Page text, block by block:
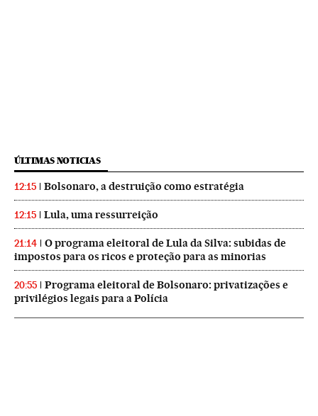
ÚLTIMAS NOTICIAS
12:15 Bolsonaro, a destruição como estratégia
12:15 Lula, uma ressurreição
21:14
O programa eleitoral de Lula da Silva: subidas de
impostos para os ricos e proteção para as minorias
20:55
Programa eleitoral de Bolsonaro: privatizações e
privilégios legais para a Polícia